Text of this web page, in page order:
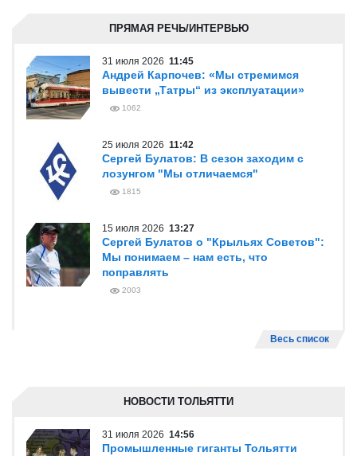
ПРЯМАЯ РЕЧЬ/ИНТЕРВЬЮ
31 июля 2026 11:45
Андрей Карпочев: «Мы стремимся
вывести „Татры“ из эксплуатации»
1062
25 июля 2026 11:42
Сергей Булатов: В сезон заходим с
лозунгом "Мы отличаемся"
1815
15 июля 2026 13:27
Сергей Булатов о "Крыльях Советов":
Мы понимаем – нам есть, что
поправлять
2003
Весь список
НОВОСТИ ТОЛЬЯТТИ
31 июля 2026 14:56
Промышленные гиганты Тольятти